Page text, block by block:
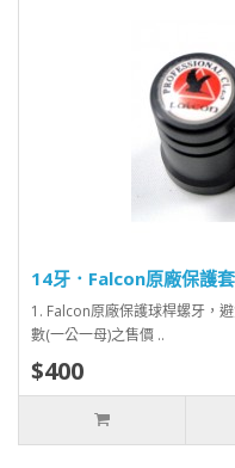
14牙．Falcon原廠保護
1. Falcon原廠保護球桿螺牙，
數(一公一母)之售價 ..
$400